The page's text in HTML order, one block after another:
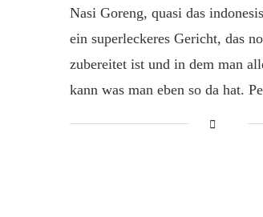
Nasi Goreng, quasi das
ein superleckeres Gericht, das
zubereitet ist und in dem man
kann was man eben so da hat.